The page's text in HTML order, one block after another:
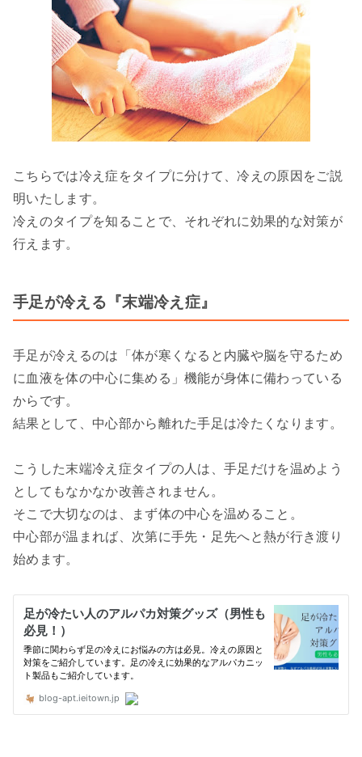
こちらでは冷え症をタイプに分けて、冷えの原因をご説
明いたします。
冷えのタイプを知ることで、それぞれに効果的な対策が
行えます。
手足が冷える『末端冷え症』
手足が冷えるのは「体が寒くなると内臓や脳を守るため
に血液を体の中心に集める」機能が身体に備わっている
からです。
結果として、中心部から離れた手足は冷たくなります。
こうした末端冷え症タイプの人は、手足だけを温めよう
としてもなかなか改善されません。
そこで大切なのは、まず体の中心を温めること。
中心部が温まれば、次第に手先・足先へと熱が行き渡り
始めます。